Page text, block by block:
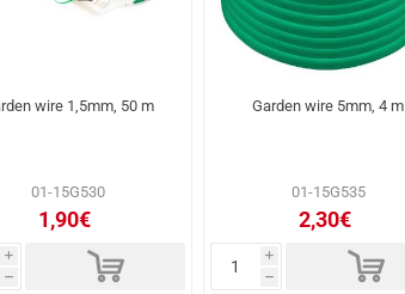
wire 1,5mm, 50 m
01-15G530
1,90€
i
h d
Garden wire 5mm, 4 m
01-15G535
2,30€
i
h d